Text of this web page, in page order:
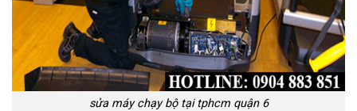
sửa máy chạy bộ tại tphcm quận 6